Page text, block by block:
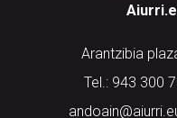
Arantzibia
Tel.: 943 300